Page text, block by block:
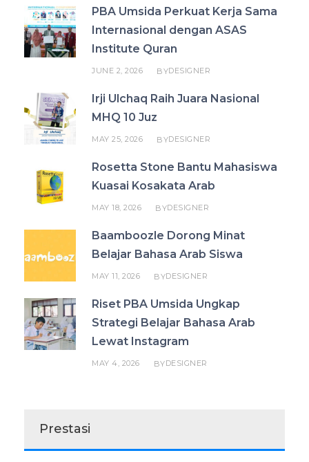
PBA Umsida Perkuat Kerja Sama
Internasional dengan ASAS
Institute Quran
JUNE 2, 2026 BYDESIGNER
Irji Ulchaq Raih Juara Nasional
MHQ 10 Juz
MAY 25, 2026 BYDESIGNER
Rosetta Stone Bantu Mahasiswa
Kuasai Kosakata Arab
MAY 18, 2026 BYDESIGNER
Baamboozle Dorong Minat
Belajar Bahasa Arab Siswa
MAY 11, 2026 BYDESIGNER
Riset PBA Umsida Ungkap
Strategi Belajar Bahasa Arab
Lewat Instagram
MAY 4, 2026 BYDESIGNER
Prestasi